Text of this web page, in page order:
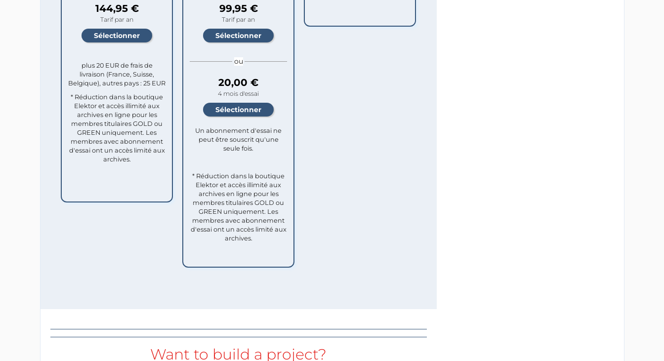
144,95 €
Tarif par an
plus 20 EUR de frais de
livraison (France, Suisse,
Belgique), autres pays : 25 EUR
* Réduction dans la boutique
Elektor et accès illimité aux
archives en ligne pour les
membres titulaires GOLD ou
GREEN uniquement. Les
membres avec abonnement
d'essai ont un accès limité aux
archives.
99,95 €
Tarif par an
ou
20,00 €
4 mois d'essai
Un abonnement d'essai ne
peut être souscrit qu'une
seule fois.​
* Réduction dans la boutique
Elektor et accès illimité aux
archives en ligne pour les
membres titulaires GOLD ou
GREEN uniquement. Les
membres avec abonnement
d'essai ont un accès limité aux
archives.
Want to build a project?